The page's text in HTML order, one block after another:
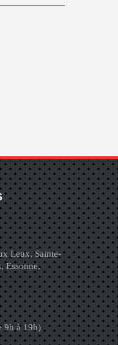
Leux, Sainte-
Essonne,
9h à 19h)